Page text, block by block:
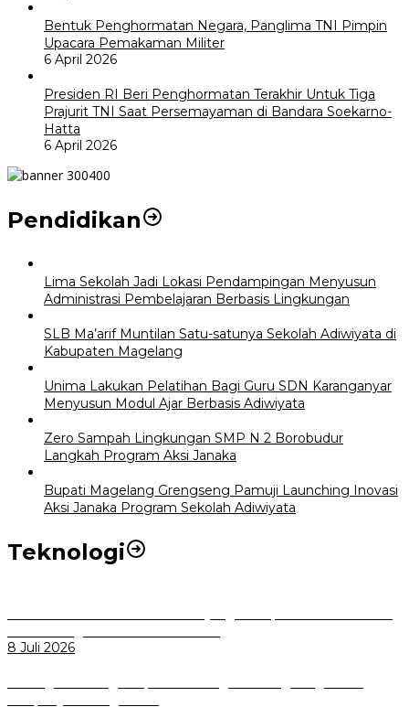
Bentuk Penghormatan Negara, Panglima TNI Pimpin
Upacara Pemakaman Militer
6 April 2026
Presiden RI Beri Penghormatan Terakhir Untuk Tiga
Prajurit TNI Saat Persemayaman di Bandara Soekarno-
Hatta
6 April 2026
Pendidikan
Lima Sekolah Jadi Lokasi Pendampingan Menyusun
Administrasi Pembelajaran Berbasis Lingkungan
SLB Ma’arif Muntilan Satu-satunya Sekolah Adiwiyata di
Kabupaten Magelang
Unima Lakukan Pelatihan Bagi Guru SDN Karanganyar
Menyusun Modul Ajar Berbasis Adiwiyata
Zero Sampah Lingkungan SMP N 2 Borobudur
Langkah Program Aksi Janaka
Bupati Magelang Grengseng Pamuji Launching Inovasi
Aksi Janaka Program Sekolah Adiwiyata
Teknologi
8 Juli 2026